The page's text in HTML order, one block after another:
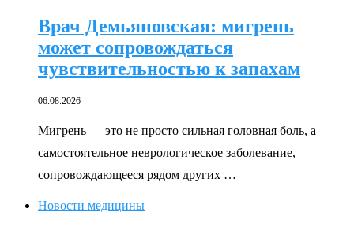
Врач Демьяновская: мигрень
может сопровождаться
чувствительностью к запахам
06.08.2026
Мигрень — это не просто сильная головная боль, а
самостоятельное неврологическое заболевание,
сопровождающееся рядом других …
Новости медицины